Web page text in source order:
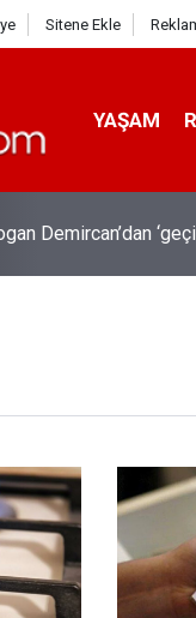
Sitene Ekle
YAŞAM
Demircan’dan